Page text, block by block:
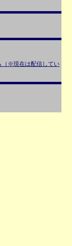
（※現在は配信してい